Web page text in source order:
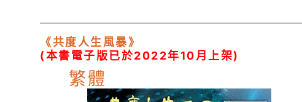
《共度人生風暴》
(本書電子版已於2022年10月上架)
繁體